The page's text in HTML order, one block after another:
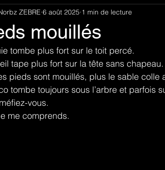
mouillés
ZEBRE 6 août 2025 1 min de lecture
tombe plus fort sur le toit percé.
tape plus fort sur la tête sans chapeau.
pieds sont mouillés, plus le sable colle
tombe toujours sous l’arbre et parfois
vous.
me comprends.